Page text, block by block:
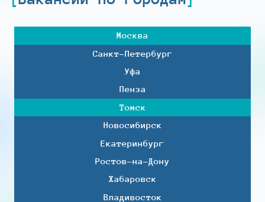
Москва
Санкт-Петербург
Уфа
Пенза
Томск
Новосибирск
Екатеринбург
Ростов-на-Дону
Хабаровск
Владивосток